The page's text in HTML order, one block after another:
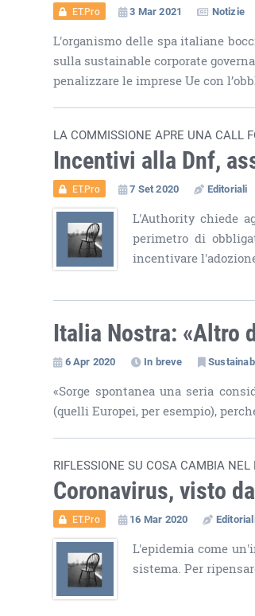
ET.Pro 3 Mar 2021 Notizie
L'organismo delle spa italiane
sulla sustainable corporate
penalizzare le imprese Ue con
LA COMMISSIONE APRE UNA CALL
Incentivi alla Dnf,
ET.Pro 7 Set 2020 Editoriali
L'Authority chiede
perimetro di
incentivare
Italia Nostra: «Altro
6 Apr 2020 In breve
«Sorge spontanea una seria
(quelli Europei, per esempio),
RIFLESSIONE SU COSA CAMBIA NEL
Coronavirus, visto
ET.Pro 16 Mar 2020
L'epidemia come
sistema. Per